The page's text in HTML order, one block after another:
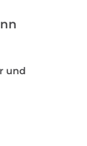
und